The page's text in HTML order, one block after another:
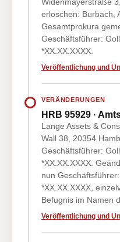
erloschen: Burbach,
Gesamtprokura
Geschäftsführer:
*XX.XX.XXXX.
Veröffentlichung und
VERÄNDERUNGEN
HRB 95929 ·
Lange Assets &
Wall 38, 20354
Geschäftsführer:
*XX.XX.XXXX.
nun
*XX.XX.XXXX,
Befugnis im Namen
Veröffentlichung und